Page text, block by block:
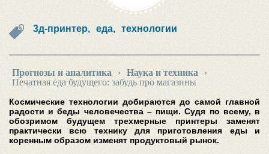
3д-принтер, еда, технологии
Прогнозы и аналитика › Наука и техника
›
Печатная еда будущего: забудь про магазины
Космические технологии добираются до самой главной
радости и беды человечества – пищи. Судя по всему, в
обозримом будущем трехмерные принтеры заменят
практически всю технику для приготовления еды и
коренным образом изменят продуктовый рынок.